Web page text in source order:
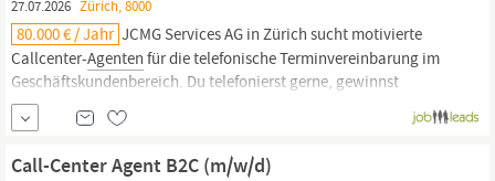
27.07.2026 Zürich, 8000
80.000 € / Jahr JCMG Services AG in Zürich sucht motivierte
Callcenter-Agenten für die telefonische Terminvereinbarung im
Geschäftskundenbereich. Du telefonierst gerne, gewinnst
Gesprächspartner und führst Gespräche mit Professionalität.
Gefordert sind sehr gute Deutschkenntnisse (ideal
Schweizerdeutsch), eine angenehme Telefonstimme,
Call-Center Agent B2C (m/w/d)